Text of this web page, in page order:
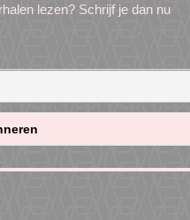
lezen? Schrijf je dan nu